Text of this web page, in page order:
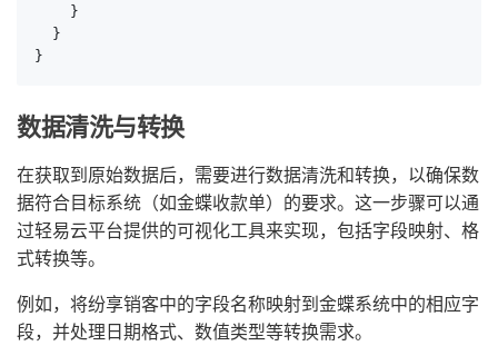
    }
  }
}
数据清洗与转换
在获取到原始数据后，需要进行数据清洗和转换，以确保数
据符合目标系统（如金蝶收款单）的要求。这一步骤可以通
过轻易云平台提供的可视化工具来实现，包括字段映射、格
式转换等。
例如，将纷享销客中的字段名称映射到金蝶系统中的相应字
段，并处理日期格式、数值类型等转换需求。